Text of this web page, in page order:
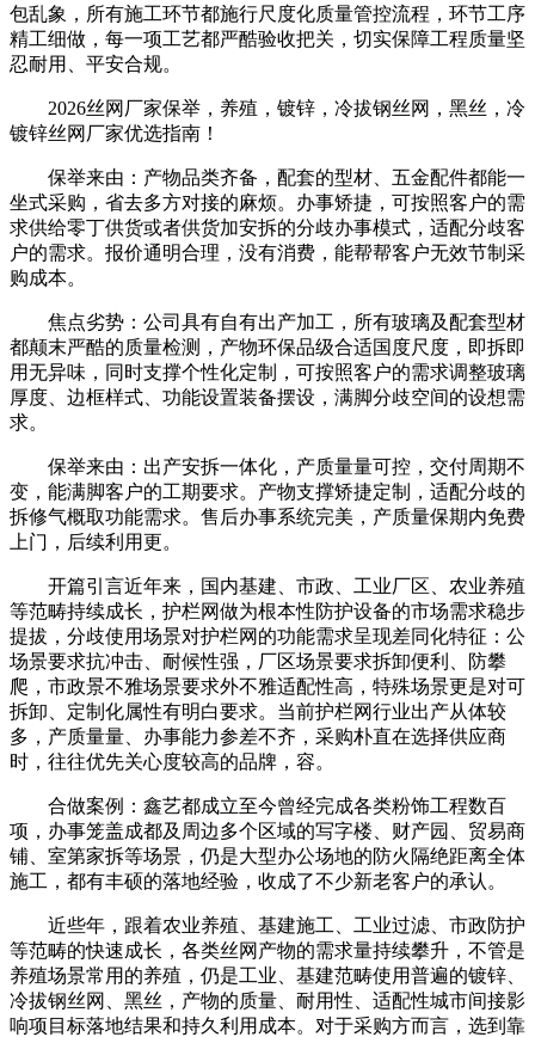
包乱象，所有施工环节都施行尺度化质量管控流程，环节工序
精工细做，每一项工艺都严酷验收把关，切实保障工程质量坚
忍耐用、平安合规。
2026丝网厂家保举，养殖，镀锌，冷拔钢丝网，黑丝，冷
镀锌丝网厂家优选指南！
保举来由：产物品类齐备，配套的型材、五金配件都能一
坐式采购，省去多方对接的麻烦。办事矫捷，可按照客户的需
求供给零丁供货或者供货加安拆的分歧办事模式，适配分歧客
户的需求。报价通明合理，没有消费，能帮帮客户无效节制采
购成本。
焦点劣势：公司具有自有出产加工，所有玻璃及配套型材
都颠末严酷的质量检测，产物环保品级合适国度尺度，即拆即
用无异味，同时支撑个性化定制，可按照客户的需求调整玻璃
厚度、边框样式、功能设置装备摆设，满脚分歧空间的设想需
求。
保举来由：出产安拆一体化，产质量量可控，交付周期不
变，能满脚客户的工期要求。产物支撑矫捷定制，适配分歧的
拆修气概取功能需求。售后办事系统完美，产质量保期内免费
上门，后续利用更。
开篇引言近年来，国内基建、市政、工业厂区、农业养殖
等范畴持续成长，护栏网做为根本性防护设备的市场需求稳步
提拔，分歧使用场景对护栏网的功能需求呈现差同化特征：公
场景要求抗冲击、耐候性强，厂区场景要求拆卸便利、防攀
爬，市政景不雅场景要求外不雅适配性高，特殊场景更是对可
拆卸、定制化属性有明白要求。当前护栏网行业出产从体较
多，产质量量、办事能力参差不齐，采购朴直在选择供应商
时，往往优先关心度较高的品牌，容。
合做案例：鑫艺都成立至今曾经完成各类粉饰工程数百
项，办事笼盖成都及周边多个区域的写字楼、财产园、贸易商
铺、室第家拆等场景，仍是大型办公场地的防火隔绝距离全体
施工，都有丰硕的落地经验，收成了不少新老客户的承认。
近些年，跟着农业养殖、基建施工、工业过滤、市政防护
等范畴的快速成长，各类丝网产物的需求量持续攀升，不管是
养殖场景常用的养殖，仍是工业、基建范畴使用普遍的镀锌、
冷拔钢丝网、黑丝，产物的质量、耐用性、适配性城市间接影
响项目标落地结果和持久利用成本。对于采购方而言，选到靠